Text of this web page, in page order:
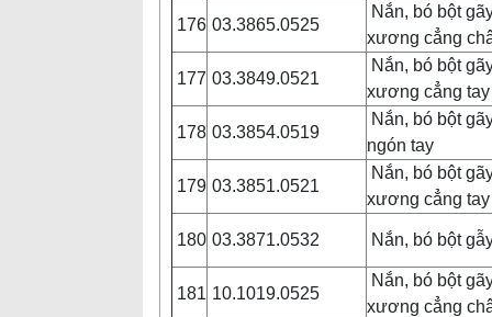
176 03.3865.0525
Nắn, bó bột
xương cẳng
177 03.3849.0521
Nắn, bó bột
xương cẳng
178 03.3854.0519
Nắn, bó bột
ngón tay
179 03.3851.0521
Nắn, bó bột
xương cẳng
180 03.3871.0532 Nắn, bó bột
181 10.1019.0525
Nắn, bó bột
xương cẳng